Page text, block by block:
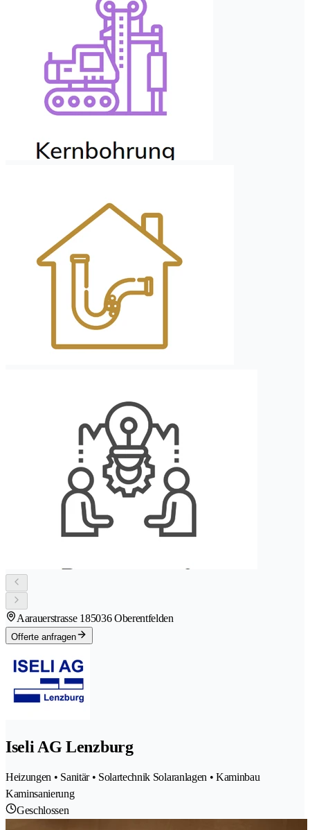
Aarauerstrasse 185036 Oberentfelden
Offerte anfragen
Iseli AG Lenzburg
Heizungen • Sanitär • Solartechnik Solaranlagen • Kaminbau
Kaminsanierung
Geschlossen